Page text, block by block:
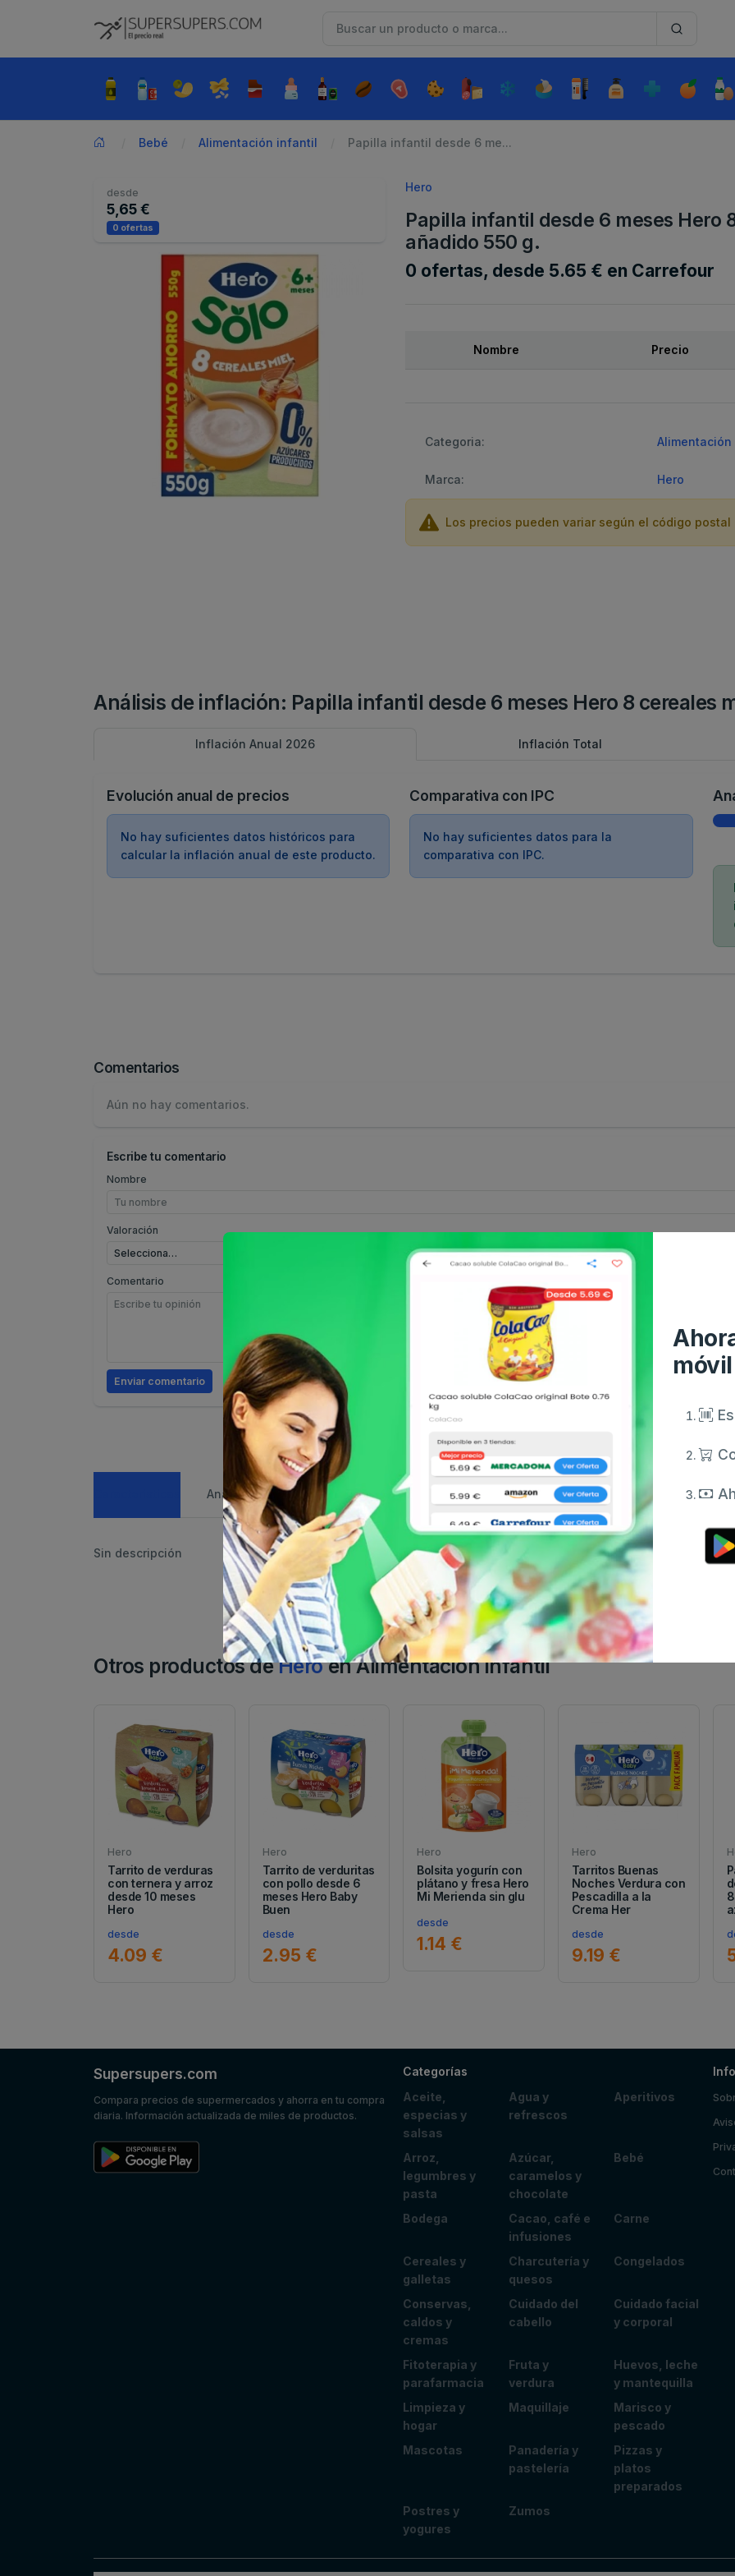
Bebé Alimentación infantil Papilla infantil desde 6 me...
desde
5,65 €
0 ofertas
Hero
Papilla infantil desde 6 meses Hero
añadido 550 g.
0 ofertas, desde 5.65 € en Carrefour
Nombre Precio
Categoria:
Marca: Hero
Los precios pueden variar según el código
Análisis de inflación: Papilla infantil desde 6 meses Hero 8 cereales
Inflación Anual 2026 Inflación Total
Evolución anual de precios
No hay suficientes datos históricos para
calcular la inflación anual de este producto.
Comparativa con IPC
No hay suficientes datos para la
comparativa con IPC.
Comentarios
Aún no hay comentarios.
Escribe tu comentario
Nombre
Valoración
Comentario
Enviar comentario
Análisis de precio
Sin descripción
Otros productos deHeroen Alimentación infantil
Hero
Tarrito de verduras
con ternera y arroz
desde 10 meses
Hero
desde
4.09 €
Hero
Tarrito de verduritas
con pollo desde 6
meses Hero Baby
Buen
desde
2.95 €
Hero
Bolsita yogurín con
plátano y fresa Hero
Mi Merienda sin glu
desde
1.14 €
Hero
Tarritos Buenas
Noches Verdura con
Pescadilla a la
Crema Her
desde
9.19 €
móvil
Supersupers.com
Compara precios de supermercados y ahorra en tu compra
diaria. Información actualizada de miles de productos.
Categorías
Aceite,
especias y
salsas
Agua y
refrescos
Aperitivos
Arroz,
legumbres y
pasta
Azúcar,
caramelos y
chocolate
Bebé
Bodega
Cacao, café e
infusiones
Carne
Cereales y
galletas
Charcutería y
quesos
Congelados
Conservas,
caldos y
cremas
Cuidado del
cabello
Cuidado facial
y corporal
Fitoterapia y
parafarmacia
Fruta y
verdura
Huevos, leche
y mantequilla
Limpieza y
hogar
Maquillaje
Marisco y
pescado
Mascotas
Panadería y
pastelería
Pizzas y
platos
preparados
Postres y
yogures
Zumos